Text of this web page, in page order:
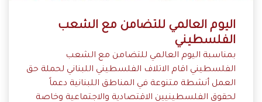
اليوم العالمي للتضامن مع الشعب
الفلسطيني
بمناسبة اليوم العالمي للتضامن مع الشعب
الفلسطيني اقام الاتلاف الفلسطيني اللبناني لحملة حق
العمل أنشطة متنوعة في المناطق اللبنانية دعماً
لحقوق الفلسطينيين الاقتصادية والاجتماعية وخاصة